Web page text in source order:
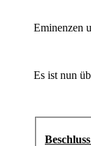
Eminenzen
Es ist nun